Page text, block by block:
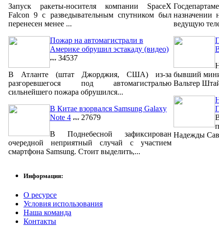
Запуск ракеты-носителя компании SpaceX
Falcon 9 с разведывательным спутником был
перенесен менее ...
Пожар на автомагистрали в
Америке обрушил эстакаду (видео)
34537
В Атланте (штат Джорджия, США) из-за
разгоревшегося под автомагистралью
сильнейшего пожара обрушился...
В Китае взорвался Samsung Galaxy
Note 4
27679
В Поднебесной зафиксирован
очередной неприятный случай с участием
смартфона Samsung. Стоит выделить,...
назначении
ведущую
бывший
Вальтер
Надежды
Информация:
О ресурсе
Условия использования
Наша команда
Контакты